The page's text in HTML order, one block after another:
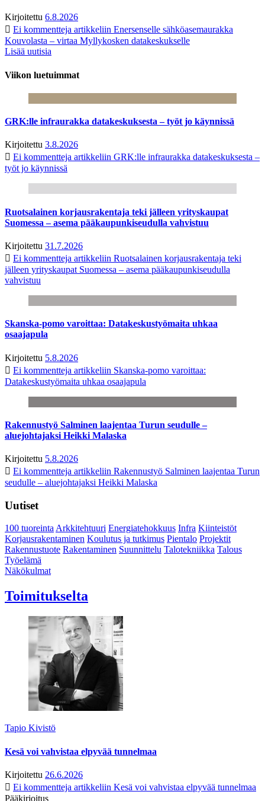
Kirjoitettu 6.8.2026
Ei kommentteja artikkeliin Enersenselle sähköasemaurakka
Kouvolasta – virtaa Myllykosken datakeskukselle
Lisää uutisia
Viikon luetuimmat
GRK:lle infraurakka datakeskuksesta – työt jo käynnissä
Kirjoitettu 3.8.2026
Ei kommentteja artikkeliin GRK:lle infraurakka datakeskuksesta –
työt jo käynnissä
Ruotsalainen korjausrakentaja teki jälleen yrityskaupat
Suomessa – asema pääkaupunkiseudulla vahvistuu
Kirjoitettu 31.7.2026
Ei kommentteja artikkeliin Ruotsalainen korjausrakentaja teki
jälleen yrityskaupat Suomessa – asema pääkaupunkiseudulla
vahvistuu
Skanska-pomo varoittaa: Datakeskustyömaita uhkaa
osaajapula
Kirjoitettu 5.8.2026
Ei kommentteja artikkeliin Skanska-pomo varoittaa:
Datakeskustyömaita uhkaa osaajapula
Rakennustyö Salminen laajentaa Turun seudulle –
aluejohtajaksi Heikki Malaska
Kirjoitettu 5.8.2026
Ei kommentteja artikkeliin Rakennustyö Salminen laajentaa Turun
seudulle – aluejohtajaksi Heikki Malaska
Uutiset
100 tuoreintaArkkitehtuuri Energiatehokkuus Infra Kiinteistöt
Korjausrakentaminen Koulutus ja tutkimus Pientalo Projektit
Rakennustuote Rakentaminen Suunnittelu Talotekniikka Talous
Työelämä
Näkökulmat
Toimitukselta
Tapio Kivistö
Kesä voi vahvistaa elpyvää tunnelmaa
Kirjoitettu 26.6.2026
Ei kommentteja artikkeliin Kesä voi vahvistaa elpyvää tunnelmaa
Pääkirjoitus